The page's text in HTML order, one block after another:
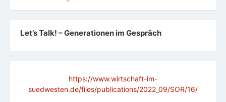
Let’s Talk! – Generationen im Gespräch
https://www.wirtschaft-im-
suedwesten.de/files/publications/2022_09/SOR/16/